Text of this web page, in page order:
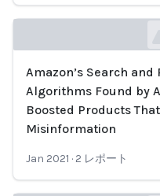
Loading...
Amazon’s Search
Algorithms Found by
Boosted Products
Misinformation
Jan 2021 · 2 レポート